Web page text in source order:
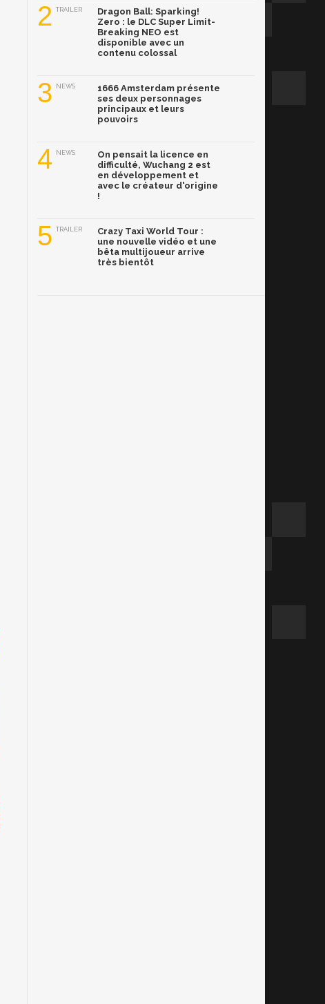
2 TRAILER
Dragon Ball: Sparking!
Zero : le DLC Super Limit-
Breaking NEO est
disponible avec un
contenu colossal
3 NEWS
1666 Amsterdam présente
ses deux personnages
principaux et leurs
pouvoirs
4 NEWS
On pensait la licence en
difficulté, Wuchang 2 est
en développement et
avec le créateur d'origine
!
5 TRAILER
Crazy Taxi World Tour :
une nouvelle vidéo et une
bêta multijoueur arrive
très bientôt